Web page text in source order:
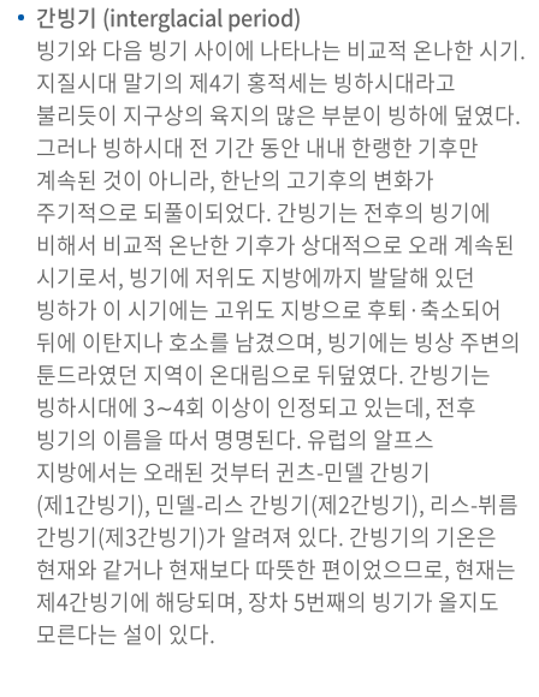
간빙기 (interglacial period)
빙기와 다음 빙기 사이에 나타나는 비교적 온나한 시기.
지질시대 말기의 제4기 홍적세는 빙하시대라고
불리듯이 지구상의 육지의 많은 부분이 빙하에 덮였다.
그러나 빙하시대 전 기간 동안 내내 한랭한 기후만
계속된 것이 아니라, 한난의 고기후의 변화가
주기적으로 되풀이되었다. 간빙기는 전후의 빙기에
비해서 비교적 온난한 기후가 상대적으로 오래 계속된
시기로서, 빙기에 저위도 지방에까지 발달해 있던
빙하가 이 시기에는 고위도 지방으로 후퇴·축소되어
뒤에 이탄지나 호소를 남겼으며, 빙기에는 빙상 주변의
툰드라였던 지역이 온대림으로 뒤덮였다. 간빙기는
빙하시대에 3∼4회 이상이 인정되고 있는데, 전후
빙기의 이름을 따서 명명된다. 유럽의 알프스
지방에서는 오래된 것부터 귄츠-민델 간빙기
(제1간빙기), 민델-리스 간빙기(제2간빙기), 리스-뷔름
간빙기(제3간빙기)가 알려져 있다. 간빙기의 기온은
현재와 같거나 현재보다 따뜻한 편이었으므로, 현재는
제4간빙기에 해당되며, 장차 5번째의 빙기가 올지도
모른다는 설이 있다.